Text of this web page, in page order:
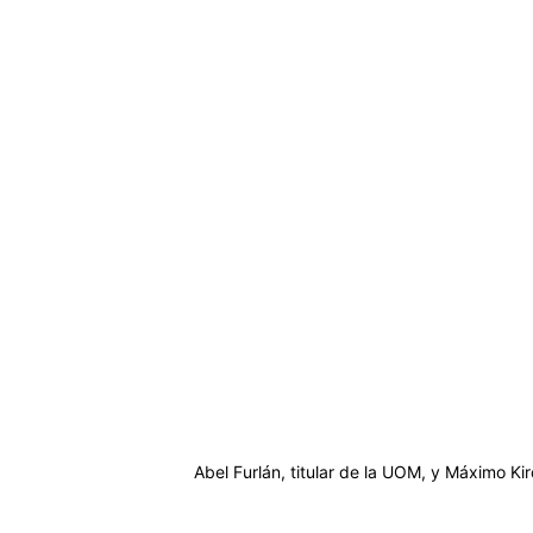
Abel Furlán, titular de la UOM, y Máximo